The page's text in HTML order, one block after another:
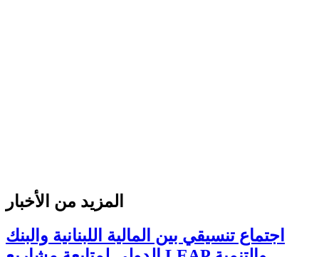
المزيد من الأخبار
اجتماع تنسيقي بين المالية اللبنانية والبنك